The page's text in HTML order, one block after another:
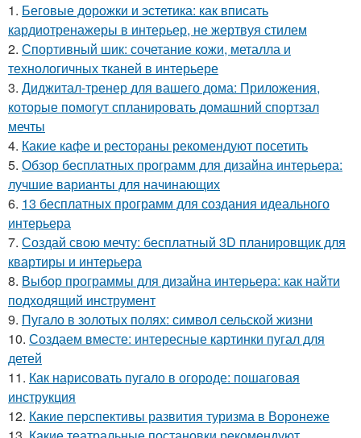
1. Беговые дорожки и эстетика: как вписать
кардиотренажеры в интерьер, не жертвуя стилем
2. Спортивный шик: сочетание кожи, металла и
технологичных тканей в интерьере
3. Диджитал-тренер для вашего дома: Приложения,
которые помогут спланировать домашний спортзал
мечты
4. Какие кафе и рестораны рекомендуют посетить
5. Обзор бесплатных программ для дизайна интерьера:
лучшие варианты для начинающих
6. 13 бесплатных программ для создания идеального
интерьера
7. Создай свою мечту: бесплатный 3D планировщик для
квартиры и интерьера
8. Выбор программы для дизайна интерьера: как найти
подходящий инструмент
9. Пугало в золотых полях: символ сельской жизни
10. Создаем вместе: интересные картинки пугал для
детей
11. Как нарисовать пугало в огороде: пошаговая
инструкция
12. Какие перспективы развития туризма в Воронеже